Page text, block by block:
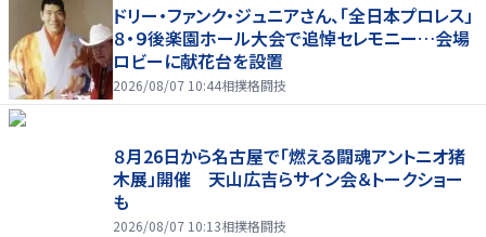
ドリー・ファンク・ジュニアさん、「全日本プロレス」
８・９後楽園ホール大会で追悼セレモニー…会場
ロビーに献花台を設置
2026/08/07 10:44相撲格闘技
８月26日から名古屋で「燃える闘魂アントニオ猪
木展」開催 天山広吉らサイン会＆トークショー
も
2026/08/07 10:13相撲格闘技